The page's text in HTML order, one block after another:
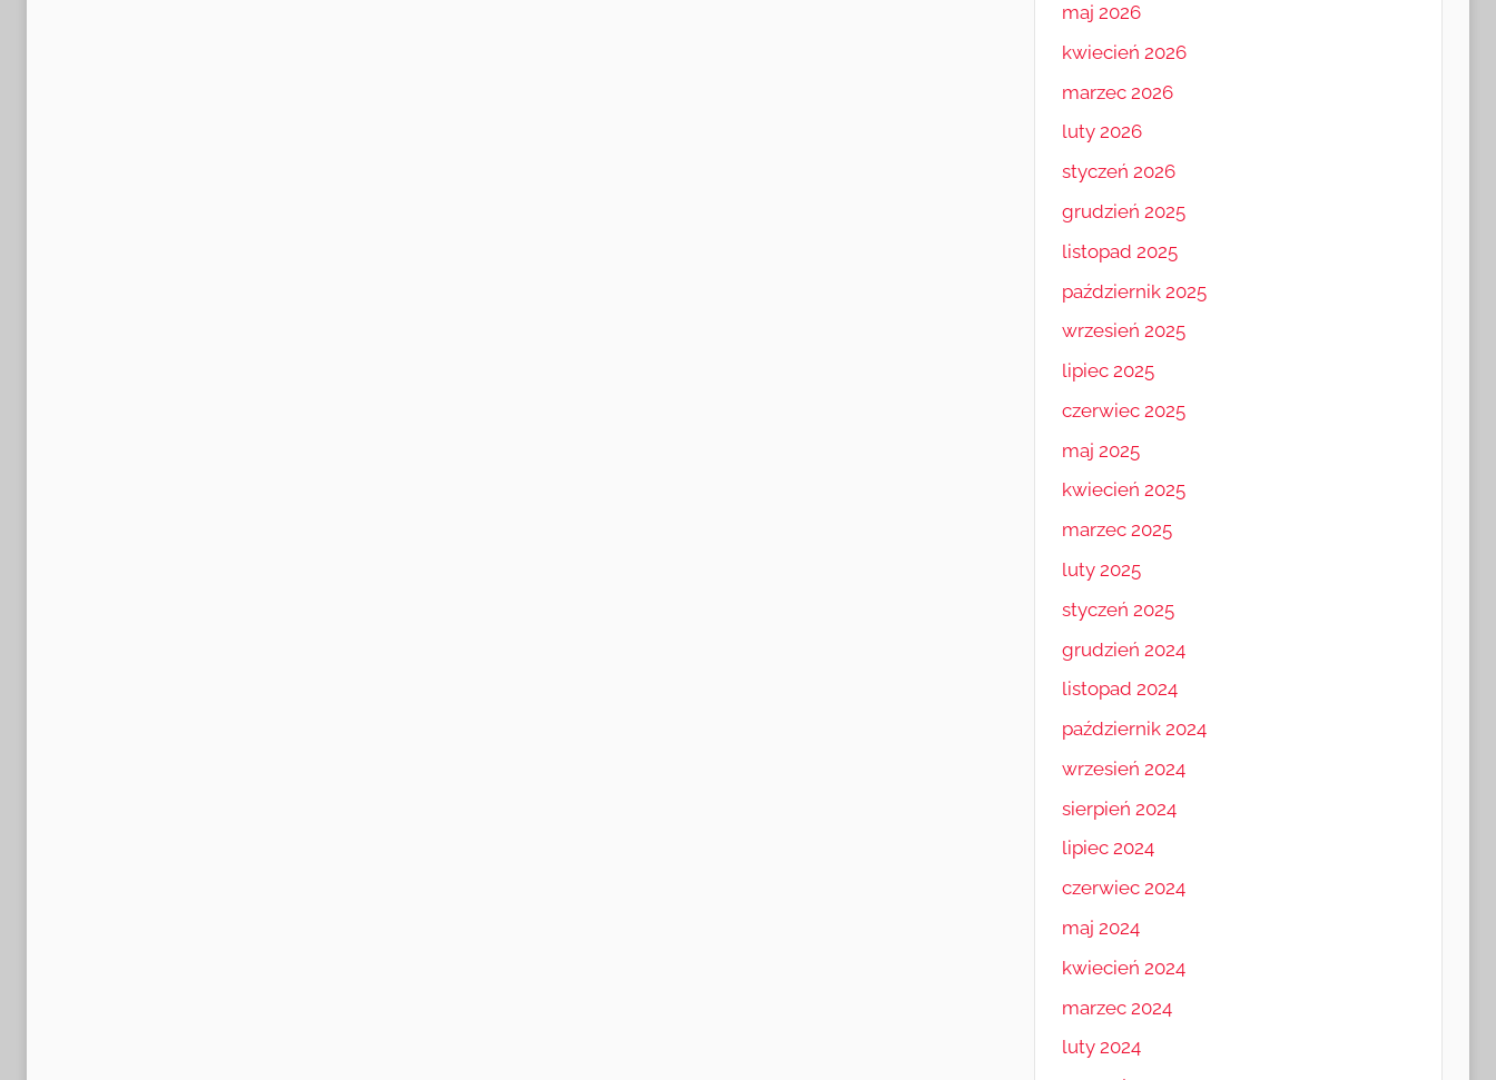
maj 2026
kwiecień 2026
marzec 2026
luty 2026
styczeń 2026
grudzień 2025
listopad 2025
październik 2025
wrzesień 2025
lipiec 2025
czerwiec 2025
maj 2025
kwiecień 2025
marzec 2025
luty 2025
styczeń 2025
grudzień 2024
listopad 2024
październik 2024
wrzesień 2024
sierpień 2024
lipiec 2024
czerwiec 2024
maj 2024
kwiecień 2024
marzec 2024
luty 2024